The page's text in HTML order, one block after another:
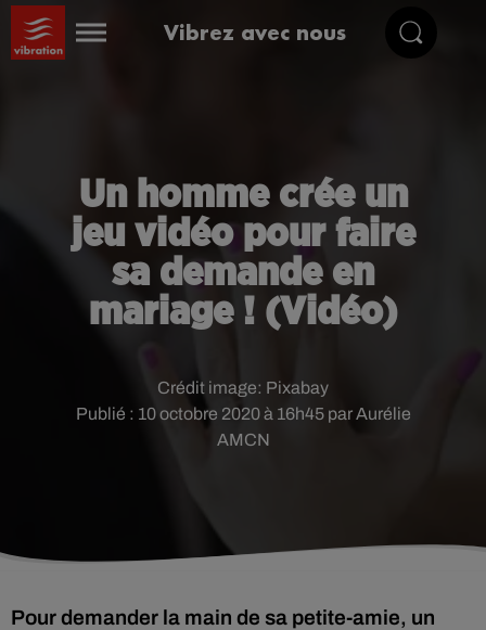
Vibrez avec nous
Un homme crée un
jeu vidéo pour faire
sa demande en
mariage ! (Vidéo)
Publié : 10 octobre 2020 à 16h45 par Aurélie
AMCN
Crédit image: Pixabay
Pour demander la main de sa petite-amie, un